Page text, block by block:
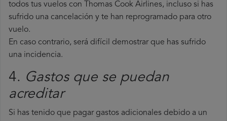
todos tus vuelos con Thomas Cook Airlines, incluso si has
sufrido una cancelación y te han reprogramado para otro
vuelo.
En caso contrario, será difícil demostrar que has sufrido
una incidencia.
4. Gastos que se puedan
acreditar
Si has tenido que pagar gastos adicionales debido a un